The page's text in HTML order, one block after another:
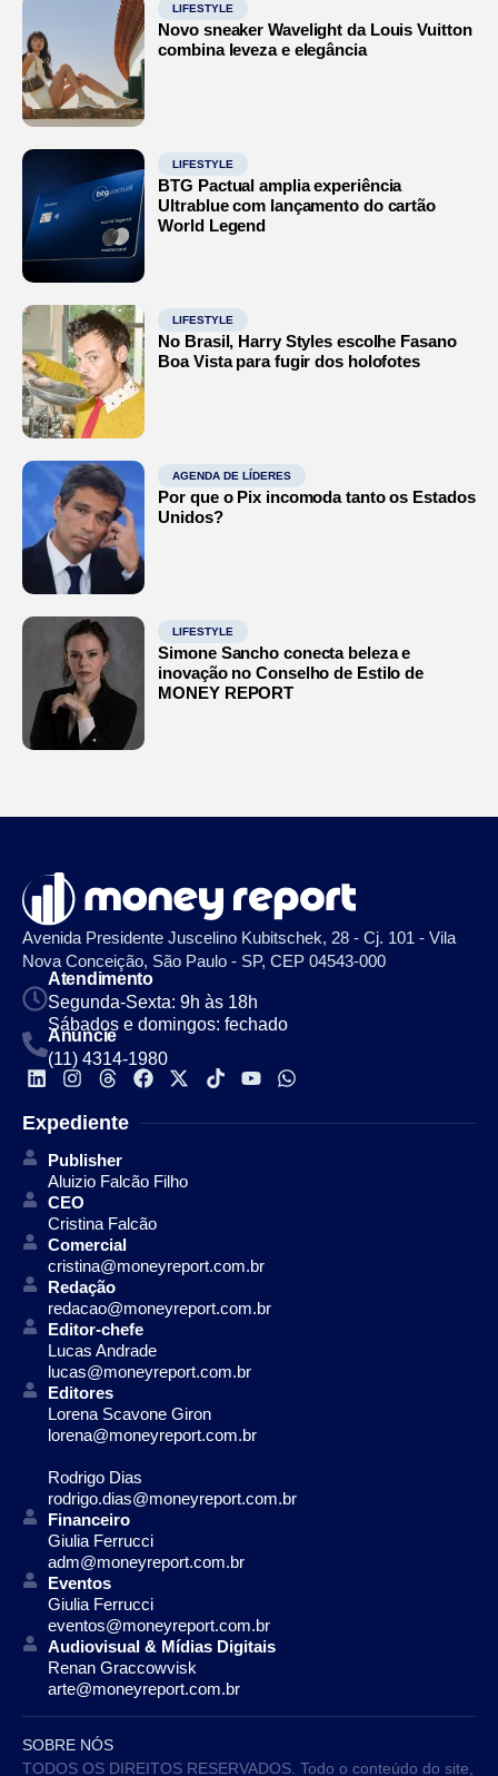
LIFESTYLE
Novo sneaker Wavelight da Louis Vuitton
combina leveza e elegância
LIFESTYLE
BTG Pactual amplia experiência
Ultrablue com lançamento do cartão
World Legend
LIFESTYLE
No Brasil, Harry Styles escolhe Fasano
Boa Vista para fugir dos holofotes
AGENDA DE LÍDERES
Por que o Pix incomoda tanto os Estados
Unidos?
LIFESTYLE
Simone Sancho conecta beleza e
inovação no Conselho de Estilo de
MONEY REPORT
Avenida Presidente Juscelino Kubitschek, 28 - Cj. 101 - Vila
Nova Conceição, São Paulo - SP, CEP 04543-000
Atendimento
Segunda-Sexta: 9h às 18h
Sábados e domingos: fechado
Anuncie
(11) 4314-1980
Expediente
Publisher
Aluizio Falcão Filho
CEO
Cristina Falcão
Comercial
cristina@moneyreport.com.br
Redação
redacao@moneyreport.com.br
Editor-chefe
Lucas Andrade
lucas@moneyreport.com.br
Editores
Lorena Scavone Giron
lorena@moneyreport.com.br
Rodrigo Dias
rodrigo.dias@moneyreport.com.br
Financeiro
Giulia Ferrucci
adm@moneyreport.com.br
Eventos
Giulia Ferrucci
eventos@moneyreport.com.br
Audiovisual & Mídias Digitais
Renan Graccowvisk
arte@moneyreport.com.br
SOBRE NÓS
TODOS OS DIREITOS RESERVADOS. Todo o conteúdo do site,